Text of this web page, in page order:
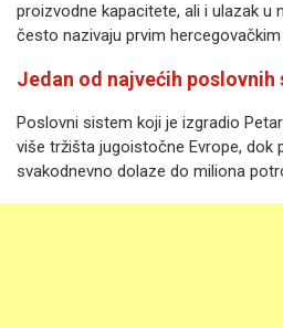
proizvodne kapacitete, ali i ulazak u
često nazivaju prvim
Jedan od najvećih
Poslovni sistem koji je izgradio
više tržišta jugoistočne Evrope, dok
svakodnevno dolaze do miliona